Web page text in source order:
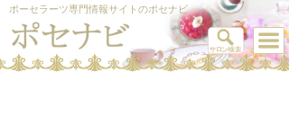
ポーセラーツ専門情報サイトのポセナビ